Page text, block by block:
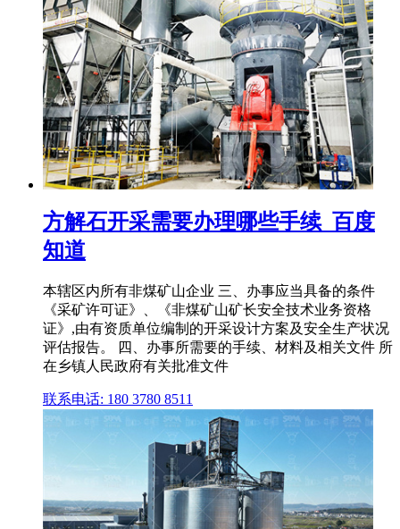
方解石开采需要办理哪些手续_百度
知道
本辖区内所有非煤矿山企业 三、办事应当具备的条件
《采矿许可证》、《非煤矿山矿长安全技术业务资格
证》,由有资质单位编制的开采设计方案及安全生产状况
评估报告。 四、办事所需要的手续、材料及相关文件 所
在乡镇人民政府有关批准文件
联系电话: 180 3780 8511